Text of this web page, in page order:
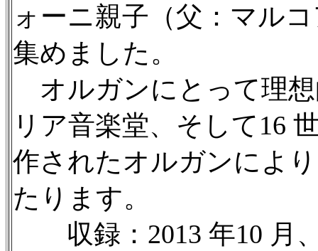
ォーニ親子（父：マル
集めました。
オルガンにとって理
リア音楽堂、そして16
作されたオルガンによ
たります。
収録：2013 年10 月、